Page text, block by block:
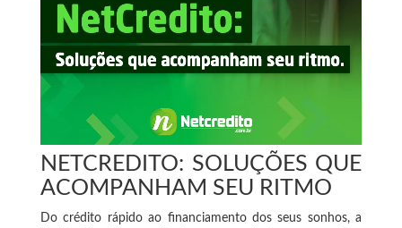
NETCREDITO: SOLUÇÕES QUE
ACOMPANHAM SEU RITMO
Do crédito rápido ao financiamento dos seus sonhos, a